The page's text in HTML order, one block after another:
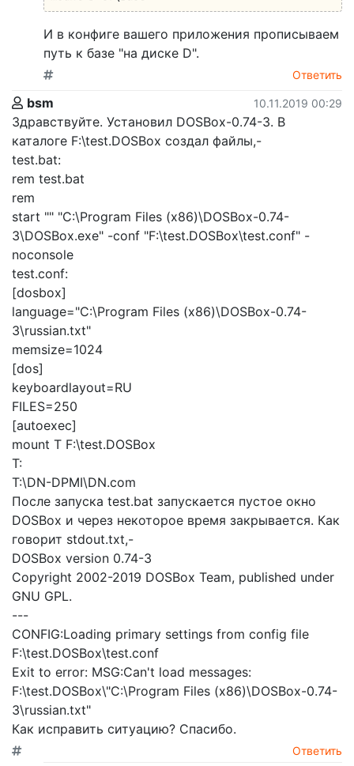
И в конфиге вашего приложения прописываем
путь к базе "на диске D".
Ответить
bsm 10.11.2019 00:29
Здравствуйте. Установил DOSBox-0.74-3. В
каталоге F:\test.DOSBox создал файлы,-
test.bat:
rem test.bat
rem
start "" "C:\Program Files (x86)\DOSBox-0.74-
3\DOSBox.exe" -conf "F:\test.DOSBox\test.conf" -
noconsole
test.conf:
[dosbox]
language="C:\Program Files (x86)\DOSBox-0.74-
3\russian.txt"
memsize=1024
[dos]
keyboardlayout=RU
FILES=250
[autoexec]
mount T F:\test.DOSBox
T:
T:\DN-DPMI\DN.com
После запуска test.bat запускается пустое окно
DOSBox и через некоторое время закрывается. Как
говорит stdout.txt,-
DOSBox version 0.74-3
Copyright 2002-2019 DOSBox Team, published under
GNU GPL.
---
CONFIG:Loading primary settings from config file
F:\test.DOSBox\test.conf
Exit to error: MSG:Can't load messages:
F:\test.DOSBox\"C:\Program Files (x86)\DOSBox-0.74-
3\russian.txt"
Как исправить ситуацию? Спасибо.
Ответить